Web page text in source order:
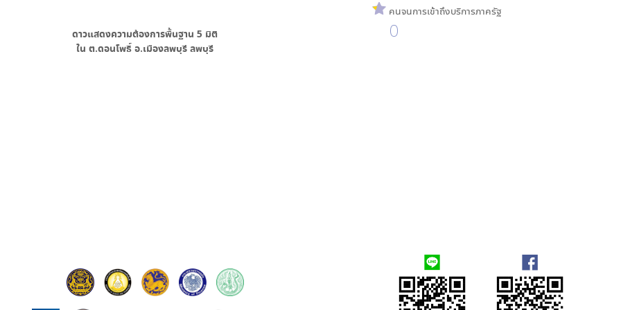
ดาวแสดงความต้องการพื้นฐาน 5 มิติ
ใน ต.ดอนโพธิ์ อ.เมืองลพบุรี ลพบุรี
คนจนการเข้าถึงบริการภาครัฐ
0